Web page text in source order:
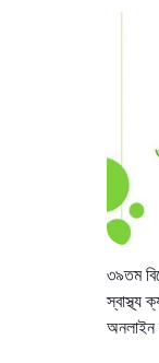
৩৯তম
স্বাস্থ্য
অনলাইন